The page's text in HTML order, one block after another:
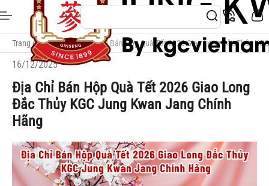
Trang chủ / Blogs / Địa Chỉ Bán Hộp Quà Tết 2026 Giao Long Đắc Thủy
16/12/2025
Địa Chỉ Bán Hộp Quà Tết 2026 Giao Long
Đắc Thủy KGC Jung Kwan Jang Chính
Hãng